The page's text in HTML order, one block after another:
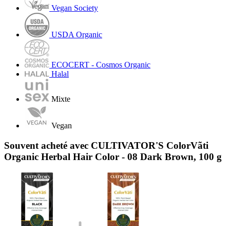
Vegan Society
USDA Organic
ECOCERT - Cosmos Organic
Halal
Mixte
Vegan
Souvent acheté avec CULTIVATOR'S ColorVãti
Organic Herbal Hair Color - 08 Dark Brown, 100 g